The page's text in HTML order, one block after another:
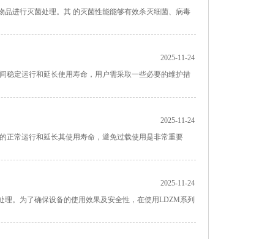
进行灭菌处理。其 的灭菌性能能够有效杀灭细菌、病毒
2025-11-24
稳定运行和延长使用寿命，用户需采取一些必要的维护措
2025-11-24
正常运行和延长其使用寿命，避免过载使用是非常重要
2025-11-24
。为了确保设备的使用效果及安全性，在使用LDZM系列